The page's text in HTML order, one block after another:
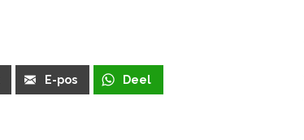
E-pos Deel